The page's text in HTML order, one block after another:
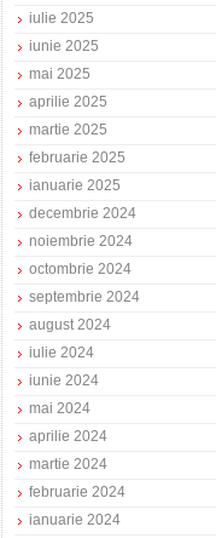
iulie 2025
iunie 2025
mai 2025
aprilie 2025
martie 2025
februarie 2025
ianuarie 2025
decembrie 2024
noiembrie 2024
octombrie 2024
septembrie 2024
august 2024
iulie 2024
iunie 2024
mai 2024
aprilie 2024
martie 2024
februarie 2024
ianuarie 2024